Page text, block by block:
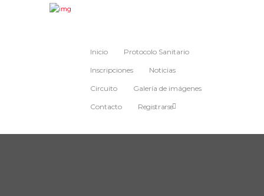
Inicio Protocolo Sanitario
Inscripciones Noticias
Circuito Galería de imágenes
Contacto Registrarse